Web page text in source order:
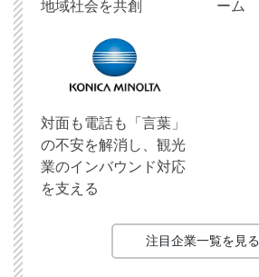
地域社会を共創
ーム
対面も電話も「言葉」
の不安を解消し、観光
業のインバウンド対応
を支える
注目企業一覧を見る